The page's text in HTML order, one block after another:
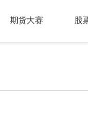
期货大赛 股